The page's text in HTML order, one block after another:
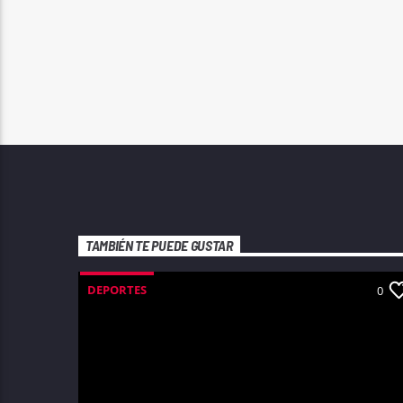
TAMBIÉN TE PUEDE GUSTAR
DEPORTES 0